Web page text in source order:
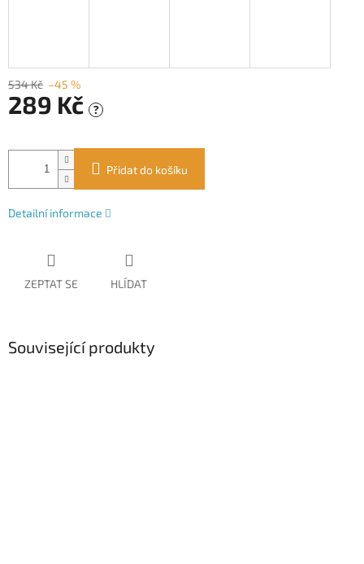
534 Kč –45 %
289 Kč ?
cena:
Přidat do košíku
Detailní informace
ZEPTAT SE HLÍDAT
Související produkty